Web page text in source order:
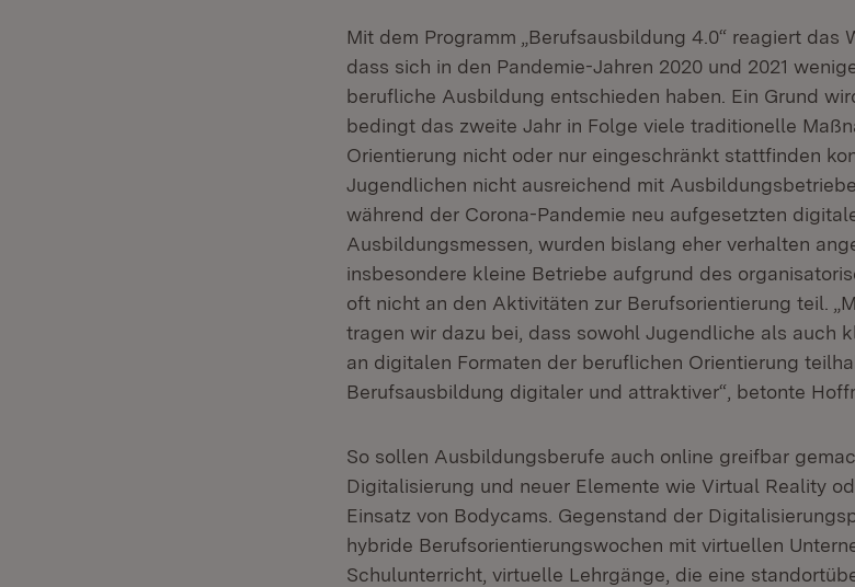
Mit dem Programm „Berufsausbildung 4.0“ reagiert das
dass sich in den Pandemie-Jahren 2020 und 2021
berufliche Ausbildung entschieden haben. Ein Grund
bedingt das zweite Jahr in Folge viele traditionelle
Orientierung nicht oder nur eingeschränkt stattfinden
Jugendlichen nicht ausreichend mit
während der Corona-Pandemie neu aufgesetzten
Ausbildungsmessen, wurden bislang eher verhalten
insbesondere kleine Betriebe aufgrund des
oft nicht an den Aktivitäten zur Berufsorientierung teil.
tragen wir dazu bei, dass sowohl Jugendliche als auch
an digitalen Formaten der beruflichen Orientierung
Berufsausbildung digitaler und attraktiver“, betonte
So sollen Ausbildungsberufe auch online greifbar
Digitalisierung und neuer Elemente wie Virtual Reality
Einsatz von Bodycams. Gegenstand der
hybride Berufsorientierungswochen mit virtuellen
Schulunterricht, virtuelle Lehrgänge, die eine